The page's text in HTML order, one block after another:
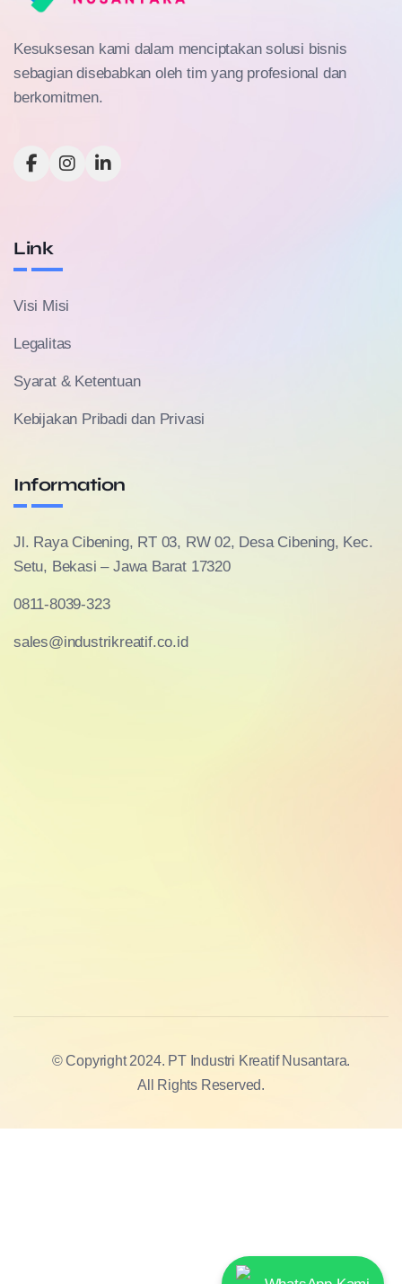
Kesuksesan kami dalam menciptakan solusi bisnis
sebagian disebabkan oleh tim yang profesional dan
berkomitmen.
Link
Visi Misi
Legalitas
Syarat & Ketentuan
Kebijakan Pribadi dan Privasi
Information
Jl. Raya Cibening, RT 03, RW 02, Desa Cibening, Kec.
Setu, Bekasi – Jawa Barat 17320
0811-8039-323
sales@industrikreatif.co.id
© Copyright 2024. PT Industri Kreatif Nusantara.
All Rights Reserved.